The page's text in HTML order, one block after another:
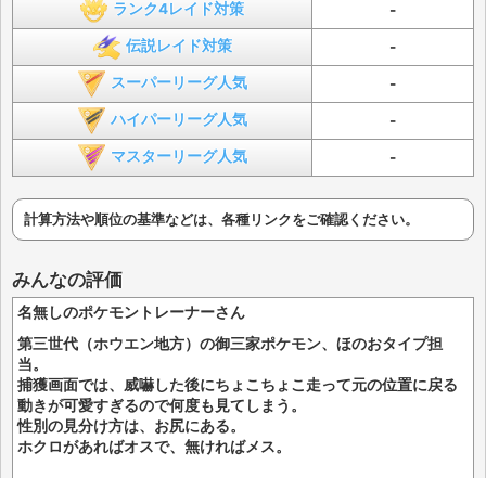
ランク4レイド対策 -
伝説レイド対策 -
スーパーリーグ人気 -
ハイパーリーグ人気 -
マスターリーグ人気 -
計算方法や順位の基準などは、各種リンクをご確認ください。
みんなの評価
名無しのポケモントレーナーさん
第三世代（ホウエン地方）の御三家ポケモン、ほのおタイプ担
当。
捕獲画面では、威嚇した後にちょこちょこ走って元の位置に戻る
動きが可愛すぎるので何度も見てしまう。
性別の見分け方は、お尻にある。
ホクロがあればオスで、無ければメス。